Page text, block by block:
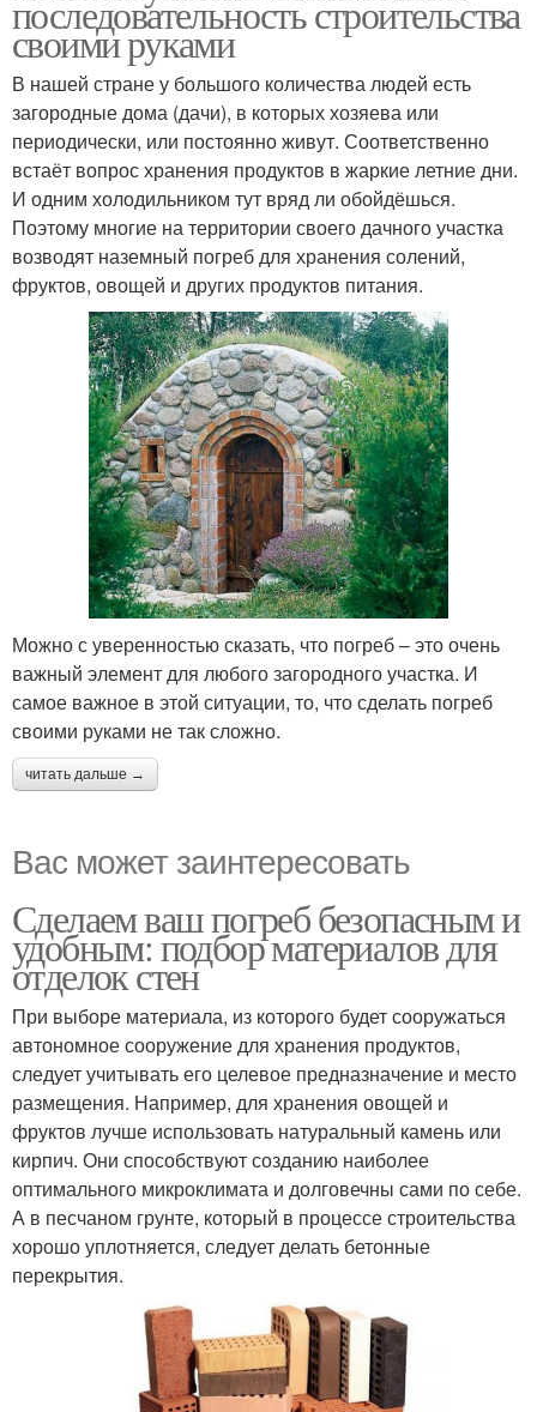
последовательность строительства
своими руками
В нашей стране у большого количества людей есть
загородные дома (дачи), в которых хозяева или
периодически, или постоянно живут. Соответственно
встаёт вопрос хранения продуктов в жаркие летние дни.
И одним холодильником тут вряд ли обойдёшься.
Поэтому многие на территории своего дачного участка
возводят наземный погреб для хранения солений,
фруктов, овощей и других продуктов питания.
Можно с уверенностью сказать, что погреб – это очень
важный элемент для любого загородного участка. И
самое важное в этой ситуации, то, что сделать погреб
своими руками не так сложно.
читать дальше →
Вас может заинтересовать
Сделаем ваш погреб безопасным и
удобным: подбор материалов для
отделок стен
При выборе материала, из которого будет сооружаться
автономное сооружение для хранения продуктов,
следует учитывать его целевое предназначение и место
размещения. Например, для хранения овощей и
фруктов лучше использовать натуральный камень или
кирпич. Они способствуют созданию наиболее
оптимального микроклимата и долговечны сами по себе.
А в песчаном грунте, который в процессе строительства
хорошо уплотняется, следует делать бетонные
перекрытия.